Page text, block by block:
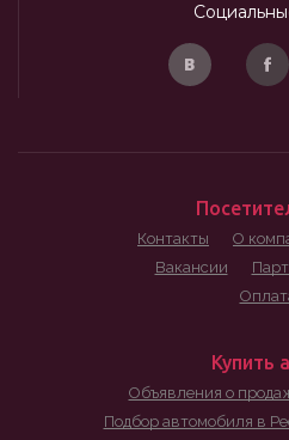
Контакты О
Вакансии
Купить
Объявления о
Подбор автомобиля в